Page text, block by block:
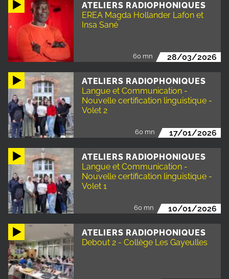
ATELIERS RADIOPHONIQUES
EREA Magda Hollander Lafon et
Insa Sané
60 mn 28/03/2026
ATELIERS RADIOPHONIQUES
Langue et Communication -
Nouvelle certification linguistique -
Volet 2
60 mn 17/01/2026
ATELIERS RADIOPHONIQUES
Langue et Communication -
Nouvelle certification linguistique -
Volet 1
60 mn 10/01/2026
ATELIERS RADIOPHONIQUES
Debout 2 - Collège Les Gayeulles